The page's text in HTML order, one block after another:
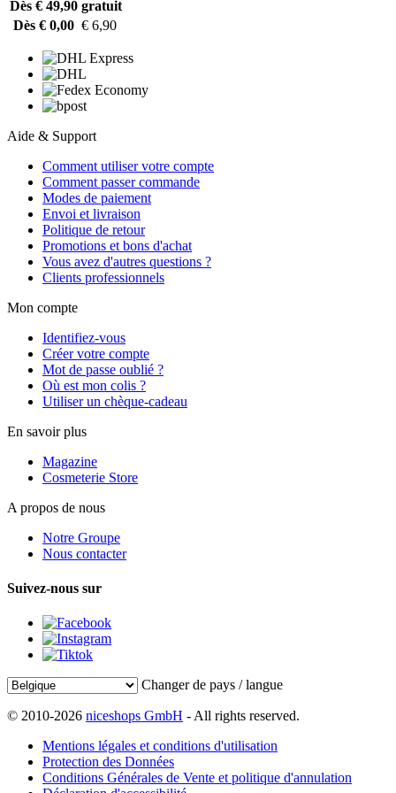
Dès € 49,90 gratuit
Dès € 0,00 € 6,90
Aide & Support
Comment utiliser votre compte
Comment passer commande
Modes de paiement
Envoi et livraison
Politique de retour
Promotions et bons d'achat
Vous avez d'autres questions ?
Clients professionnels
Mon compte
Identifiez-vous
Créer votre compte
Mot de passe oublié ?
Où est mon colis ?
Utiliser un chèque-cadeau
En savoir plus
Magazine
Cosmeterie Store
A propos de nous
Notre Groupe
Nous contacter
Suivez-nous sur
Changer de pays / langue
© 2010-2026 niceshops GmbH - All rights reserved.
Mentions légales et conditions d'utilisation
Protection des Données
Conditions Générales de Vente et politique d'annulation